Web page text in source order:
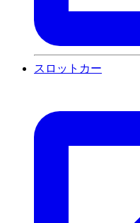
スロットカー